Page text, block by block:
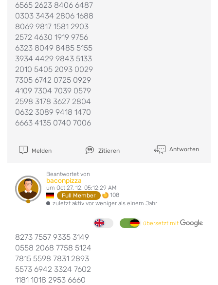
6565 2623 8406 6487
0303 3434 2806 1688
8069 9817 1581 2903
2572 4630 1919 9756
6323 8049 8485 5155
3934 4429 9843 5133
2010 5405 2093 0029
7305 6742 0725 0929
4109 7304 7039 0579
2598 3178 3627 2804
0632 3089 9418 1470
6663 4135 0740 7006
Melden Zitieren Antworten
Beantwortet von
baconpizza
um Oct 27, 12, 05:12:29 AM
Full Member
108
zuletzt aktiv vor weniger als einem Jahr
übersetzt mit
8273 7557 9335 3149
0558 2068 7758 5124
7815 5598 7831 2893
5573 6942 3324 7602
1181 1018 2953 6660